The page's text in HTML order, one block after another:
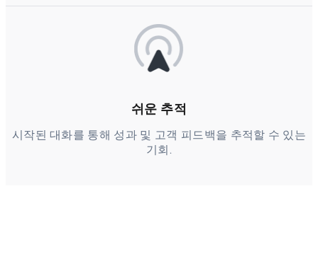
쉬운 추적
시작된 대화를 통해 성과 및 고객 피드백을 추적할 수 있는
기회.